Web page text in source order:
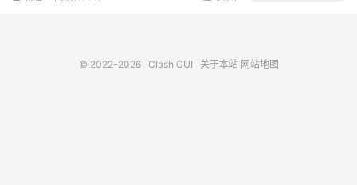
© 2022-2026 Clash GUI 关于本站 网站地图